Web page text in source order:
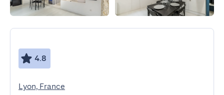
4.8
Lyon, France